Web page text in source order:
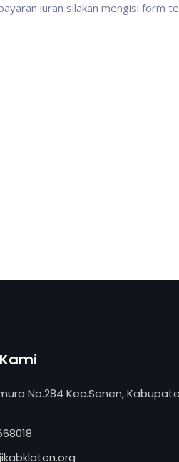
iuran silakan mengisi form
No.284 Kec.Senen,